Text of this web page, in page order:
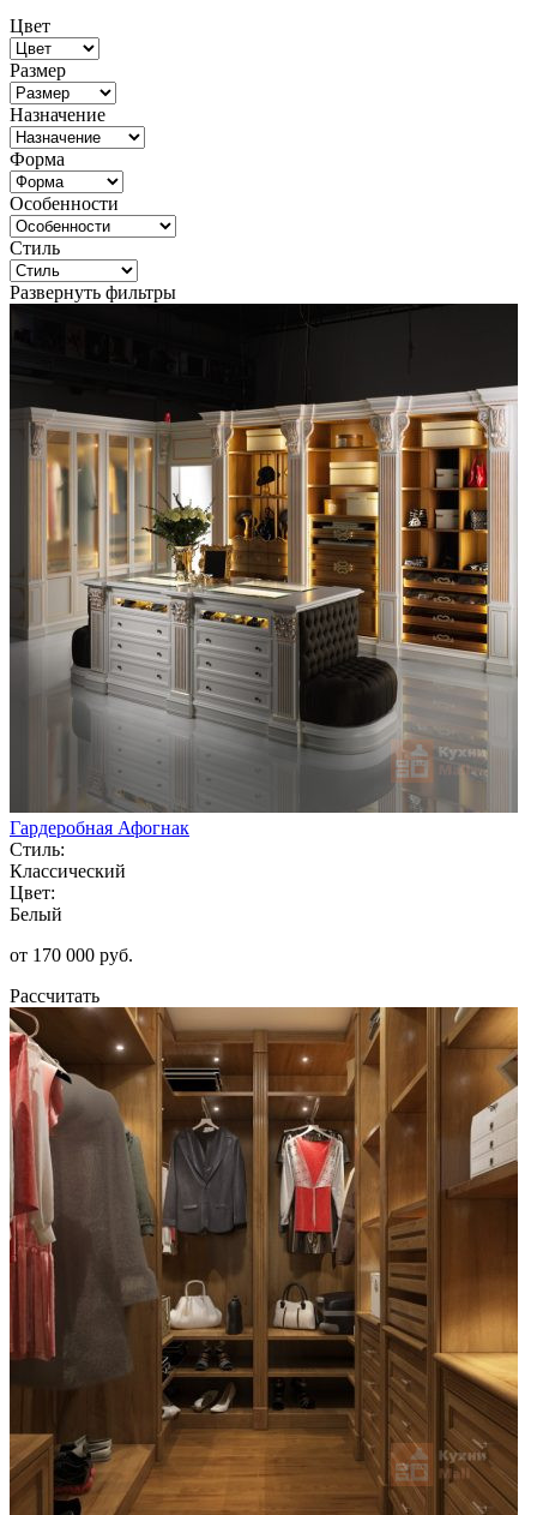
Цвет
Размер
Назначение
Форма
Особенности
Стиль
Развернуть фильтры
Гардеробная Афогнак
Стиль:
Классический
Цвет:
Белый
от 170 000 руб.
Рассчитать